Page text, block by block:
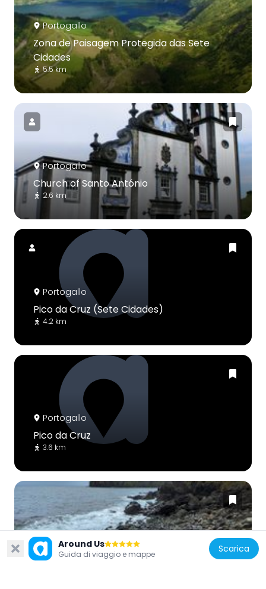
Portogallo
Zona de Paisagem Protegida das Sete
Cidades
5.5 km
Portogallo
Church of Santo António
2.6 km
Portogallo
Pico da Cruz (Sete Cidades)
4.2 km
Portogallo
Pico da Cruz
3.6 km
Portogallo
Calhau Miúdo
Around Us
Guida di viaggio e mappe Scarica